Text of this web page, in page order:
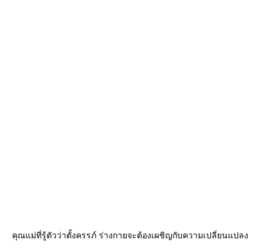
คุณแม่ที่รู้ตัวว่าตั้งครรภ์ ร่างกายจะต้องเผชิญกับความเปลี่ยนแปลง